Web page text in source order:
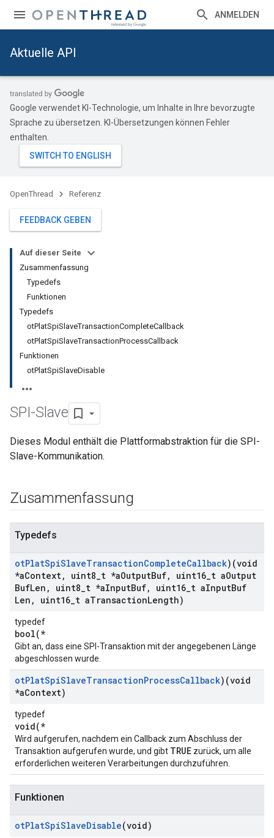
ANMELDEN
Aktuelle API
Google verwendet KI-Technologie, um Inhalte in Ihre bevorzugte
Sprache zu übersetzen. KI-Übersetzungen können Fehler
enthalten.
OpenThread Referenz
FEEDBACK GEBEN
Auf dieser Seite
Zusammenfassung
Typedefs
Funktionen
Typedefs
otPlatSpiSlaveTransactionCompleteCallback
otPlatSpiSlaveTransactionProcessCallback
Funktionen
otPlatSpiSlaveDisable
SPI-Slave
Dieses Modul enthält die Plattformabstraktion für die SPI-
Slave-Kommunikation.
Zusammenfassung
Typedefs
otPlatSpiSlaveTransactionCompleteCallback)(void
*aContext, uint8 t *aOutputBuf, uint16 t aOutput
BufLen , uint8 t *aInputBuf, uint16 t aInputBuf
Len , uint16 t aTransactionLength)
typedef
bool(*
Gibt an, dass eine SPI-Transaktion mit der angegebenen Länge
abgeschlossen wurde.
otPlatSpiSlaveTransactionProcessCallback)(void
*aContext)
typedef
void(*
Wird aufgerufen, nachdem ein Callback zum Abschluss der
Transaktion aufgerufen wurde, und gibt TRUE zurück, um alle
erforderlichen weiteren Verarbeitungen durchzuführen.
Funktionen
otPlatSpiSlaveDisable(void)